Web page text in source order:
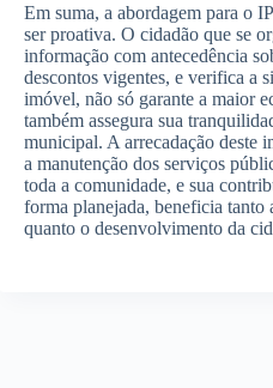
Em suma, a abordagem para o
ser proativa. O cidadão que se
informação com antecedência
descontos vigentes, e verifica a
imóvel, não só garante a maior
também assegura sua
municipal. A arrecadação deste
a manutenção dos serviços
toda a comunidade, e sua
forma planejada, beneficia tanto
quanto o desenvolvimento da